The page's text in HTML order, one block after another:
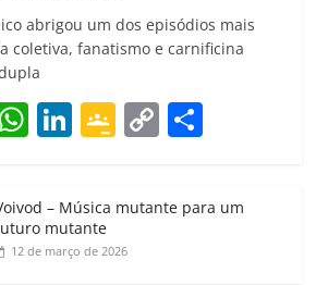
abrigou um dos episódios mais
coletiva, fanatismo e carnificina
ai
W
at
s
A
Li
k
e
dI
G
gl
e
C
y p
– Música mutante para um
mutante
12 de março de 2026